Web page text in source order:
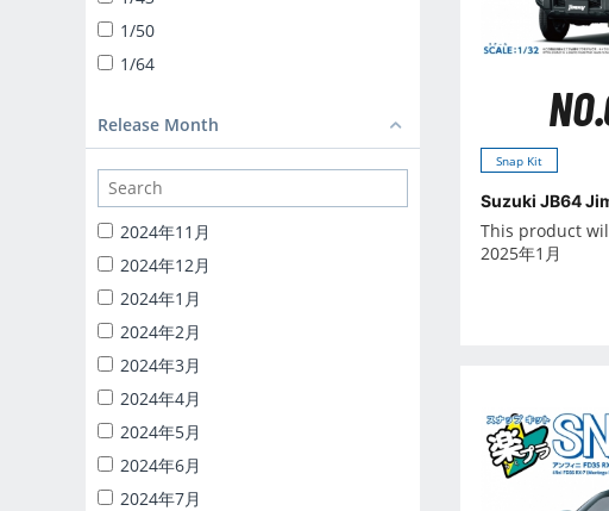
1/32 TRUCK-YAROU
1/32 VALUE DEKOTORA
DEKOTORA PARTS
1/64 MINIDEKO NEXT
1/24 CATERING MACHINES
1/32 RC TRUCK-YAROU
1/24 INITIAL-D
BACK TO THE FUTURE
KNIGHT RIDER
1/24 DETAIL UP PARTS
BLIND BOX TOY
Capsule toy
MINICAR 1/18
MINICAR 1/43
1/50
1/64
Release Month
2024年11月
2024年12月
2024年1月
2024年2月
2024年3月
2024年4月
2024年5月
2024年6月
2024年7月
Snap Kit
Suzuki JB64
This product
2025年1月